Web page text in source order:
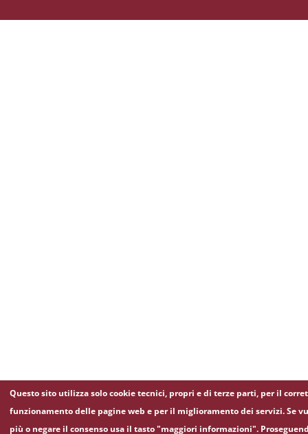
Questo sito utilizza solo cookie tecnici, propri e di terze parti, per il
funzionamento delle pagine web e per il miglioramento dei servizi. Se
più o negare il consenso usa il tasto "maggiori informazioni".